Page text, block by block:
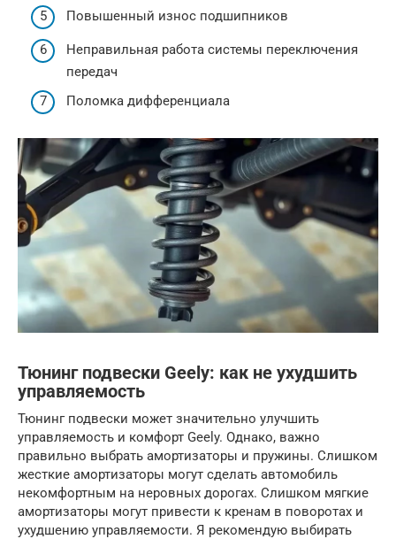
Повышенный износ подшипников
Неправильная работа системы переключения
передач
Поломка дифференциала
Тюнинг подвески Geely: как не ухудшить
управляемость
Тюнинг подвески может значительно улучшить
управляемость и комфорт Geely. Однако, важно
правильно выбрать амортизаторы и пружины. Слишком
жесткие амортизаторы могут сделать автомобиль
некомфортным на неровных дорогах. Слишком мягкие
амортизаторы могут привести к кренам в поворотах и
ухудшению управляемости. Я рекомендую выбирать